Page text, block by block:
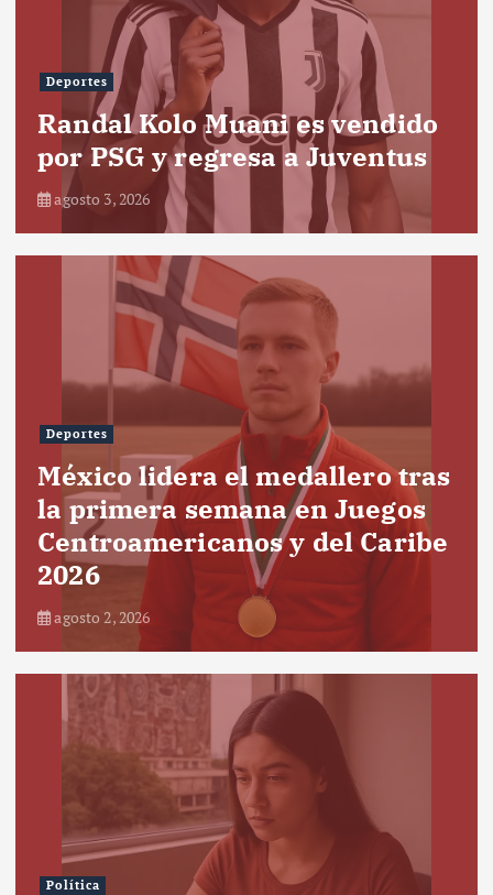
Deportes
Randal Kolo Muani es vendido
por PSG y regresa a Juventus
agosto 3, 2026
Deportes
México lidera el medallero tras
la primera semana en Juegos
Centroamericanos y del Caribe
2026
agosto 2, 2026
Política